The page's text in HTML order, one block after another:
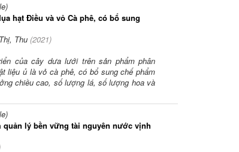
hạt Điều và vỏ Cà phê, có bổ sung
Thu (2021)
của cây dưa lưới trên sản phẩm phân
liệu ủ là vỏ cà phê, có bổ sung chế phẩm
chiều cao, số lượng lá, số lượng hoa và
lý bền vững tài nguyên nước vịnh